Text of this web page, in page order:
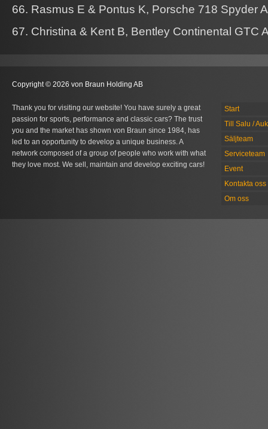
66. Rasmus E & Pontus K, Porsche 718 Spyder
67. Christina & Kent B, Bentley Continental GTC
Copyright © 2026 von Braun Holding AB
Thank you for visiting our website! You have surely a great
passion for sports, performance and classic cars? The trust
you and the market has shown von Braun since 1984, has
led to an opportunity to develop a unique business. A
network composed of a group of people who work with what
they love most. We sell, maintain and develop exciting cars!
Start
Till Salu /
Säljteam
Serviceteam
Event
Kontakta oss
Om oss